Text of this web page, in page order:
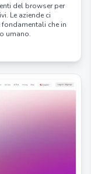
del browser per
Le aziende ci
che in
umano.